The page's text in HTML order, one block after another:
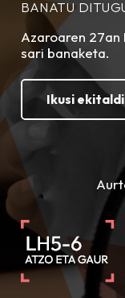
BANATU
Azaroaren 27an
sari banaketa.
Ikusi